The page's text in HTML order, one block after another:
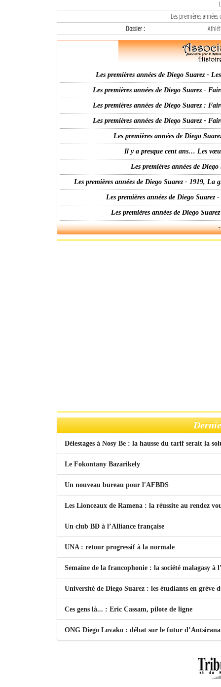
Les premières
Dossier :
Les premières années de Diego Suarez -
Les premières années de Diego Suarez -
Les premières années de Diego Suarez :
Les premières années de Diego Suarez -
Les premières années de Diego
Il y a presque cent ans… Les
Les premières années de
Les premières années de Diego Suarez - 1919,
Les premières années de Diego
Les premières années de Diego
Délestages à Nosy Be : la hausse du tarif serait la
Le Fokontany Bazarikely
Un nouveau bureau pour l'AFBDS
Les Lionceaux de Ramena : la réussite au rendez
Un club BD à l’Alliance française
UNA : retour progressif à la normale
Semaine de la francophonie : la société malagasy à
Université de Diego Suarez : les étudiants en grève
Ces gens là... : Eric Cassam, pilote de ligne
ONG Diego Lovako : débat sur le futur